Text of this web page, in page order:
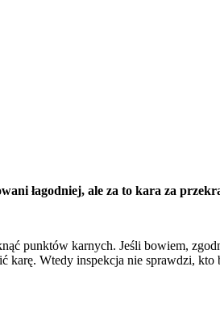
łagodniej, ale za to kara za
punktów karnych. Jeśli bowiem,
karę. Wtedy inspekcja nie sprawdzi,